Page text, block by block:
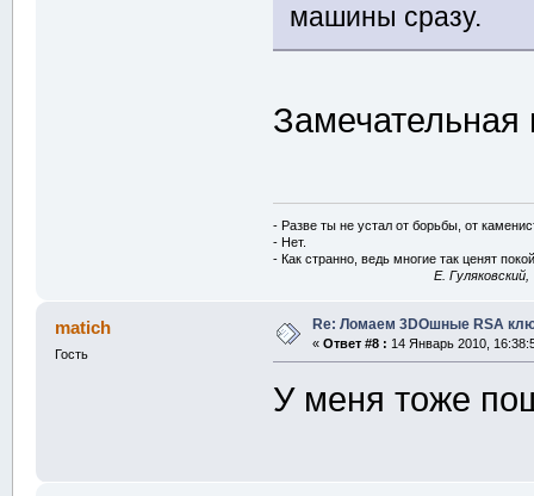
машины сразу.
Замечательная
- Разве ты не устал от борьбы, от
- Нет.
- Как странно, ведь многие так ценят
E.
matich
Гость
Re: Ломаем 3DOшные RSA
« Ответ #8 : 14 Январь 2010,
У меня тоже